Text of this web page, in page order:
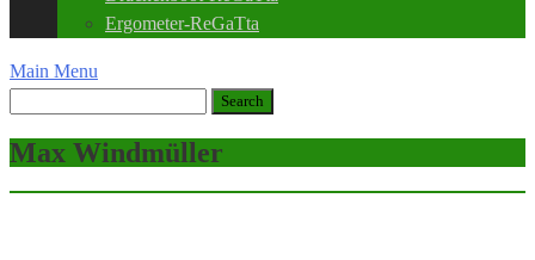
Ergometer-ReGaTta
Main Menu
Max Windmüller